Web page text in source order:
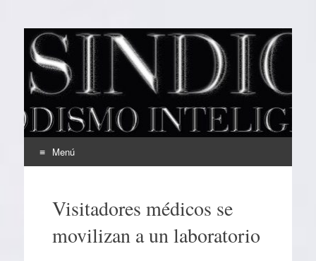
EL SINDICAL
Periodismo Inteligente
Menú
contenidoVisitadores médicos se
movilizan a un laboratorio